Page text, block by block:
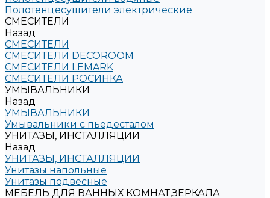
Полотенцесушители электрические
СМЕСИТЕЛИ
Назад
СМЕСИТЕЛИ
СМЕСИТЕЛИ DECOROOM
СМЕСИТЕЛИ LEMARK
СМЕСИТЕЛИ РОСИНКА
УМЫВАЛЬНИКИ
Назад
УМЫВАЛЬНИКИ
Умывальники с пьедесталом
УНИТАЗЫ, ИНСТАЛЛЯЦИИ
Назад
УНИТАЗЫ, ИНСТАЛЛЯЦИИ
Унитазы напольные
Унитазы подвесные
МЕБЕЛЬ ДЛЯ ВАННЫХ КОМНАТ,ЗЕРКАЛА